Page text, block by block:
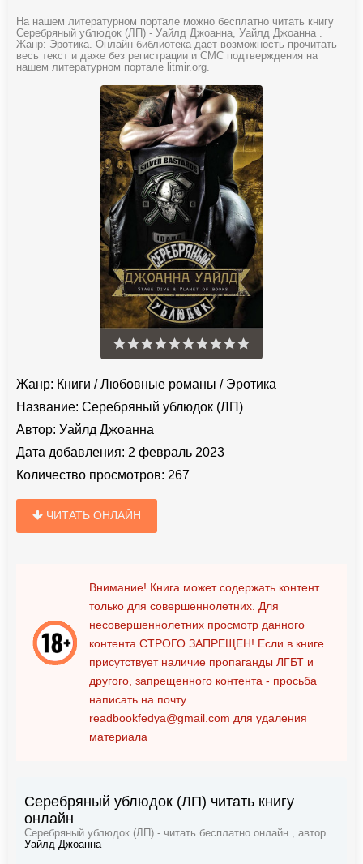
На нашем литературном портале можно бесплатно читать книгу
Серебряный ублюдок (ЛП) - Уайлд Джоанна, Уайлд Джоанна .
Жанр: Эротика. Онлайн библиотека дает возможность прочитать
весь текст и даже без регистрации и СМС подтверждения на
нашем литературном портале litmir.org.
Жанр: Книги /Любовные романы / Эротика
Название: Серебряный ублюдок (ЛП)
Автор: Уайлд Джоанна
Дата добавления: 2 февраль 2023
Количество просмотров: 267
ЧИТАТЬ ОНЛАЙН
Внимание! Книга может содержать контент
только для совершеннолетних. Для
несовершеннолетних просмотр данного
контента СТРОГО ЗАПРЕЩЕН! Если в книге
присутствует наличие пропаганды ЛГБТ и
другого, запрещенного контента - просьба
написать на почту
readbookfedya@gmail.com для удаления
материала
Серебряный ублюдок (ЛП) читать книгу
онлайн
Серебряный ублюдок (ЛП) - читать бесплатно онлайн , автор
Уайлд Джоанна